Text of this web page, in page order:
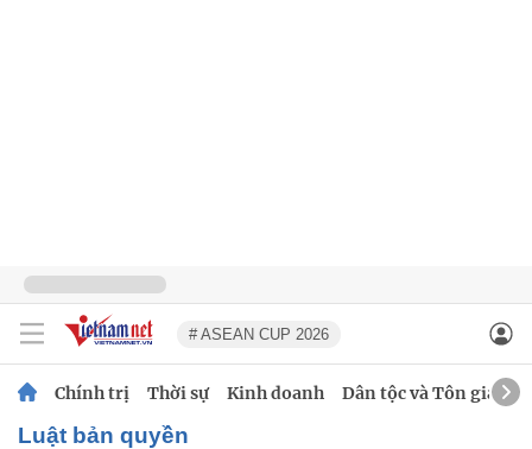
# ASEAN CUP 2026
Chính trị Thời sự Kinh doanh Dân tộc và Tôn giáo
Luật bản quyền